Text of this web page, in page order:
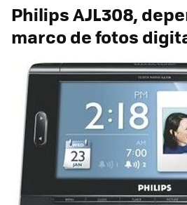
Philips AJL308,
marco de fotos